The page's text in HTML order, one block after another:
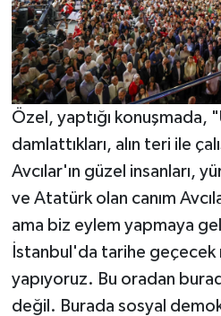
Özel, yaptığı konuşmada,
damlattıkları, alın teri ile
Avcılar'ın güzel insanları,
ve Atatürk olan canım
ama biz eylem yapmaya
İstanbul'da tarihe
yapıyoruz. Bu oradan
değil. Burada sosyal